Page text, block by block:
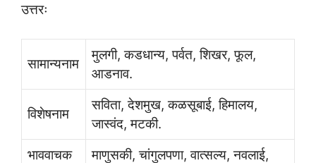
उत्तरः
सामान्यनाम
मुलगी, कडधान्य, पर्वत, शिखर, फूल,
आडनाव.
विशेषनाम
सविता, देशमुख, कळसूबाई, हिमालय,
जास्वंद, मटकी.
भाववाचक
माणुसकी, चांगुलपणा, वात्सल्य, नवलाई,